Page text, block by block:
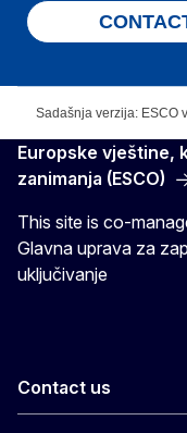
Sadašnja verzija: ESCO
Europske vještine,
zanimanja (ESCO)
This site is co-
Glavna uprava za
uključivanje
Contact us